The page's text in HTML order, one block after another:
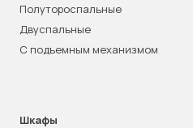
Полутороспальные
Двуспальные
С подъемным механизмом
Шкафы